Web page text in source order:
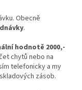
Obecně
.
hodnotě 2000,-
chytů nebo na
telefonicky a my
zásob.